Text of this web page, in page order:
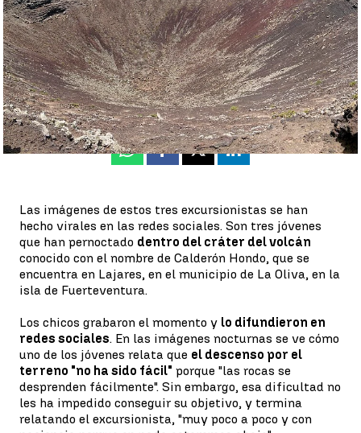
Toñi Galván
Publicado:24 de enero de 2023, 15:54
WhatsappFacebook
X Linkedin
Las imágenes de estos tres excursionistas se han
hecho virales en las redes sociales. Son tres jóvenes
que han pernoctado dentro del cráter del volcán
conocido con el nombre de Calderón Hondo, que se
encuentra en Lajares, en el municipio de La Oliva, en la
isla de Fuerteventura.
Los chicos grabaron el momento y lo difundieron en
redes sociales. En las imágenes nocturnas se ve cómo
uno de los jóvenes relata que el descenso por el
terreno "no ha sido fácil" porque "las rocas se
desprenden fácilmente". Sin embargo, esa dificultad no
les ha impedido conseguir su objetivo, y termina
relatando el excursionista, "muy poco a poco y con